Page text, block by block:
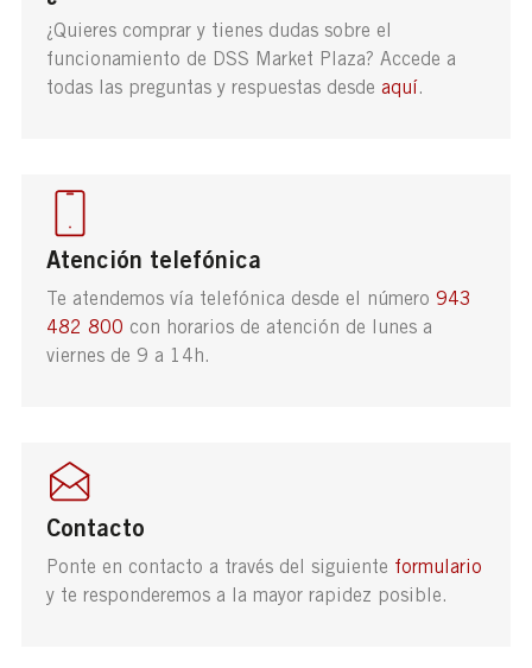
¿Quieres comprar y tienes dudas sobre el
funcionamiento de DSS Market Plaza? Accede a
todas las preguntas y respuestas desde aquí .
Atención telefónica
Te atendemos vía telefónica desde el número 943
482 800 con horarios de atención de lunes a
viernes de 9 a 14h.
Contacto
Ponte en contacto a través del siguiente formulario
y te responderemos a la mayor rapidez posible.